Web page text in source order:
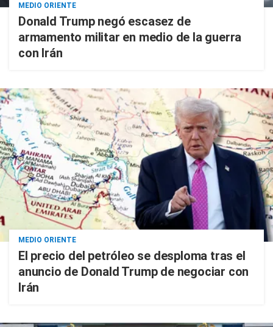
MEDIO ORIENTE
Donald Trump negó escasez de
armamento militar en medio de la guerra
con Irán
MEDIO ORIENTE
El precio del petróleo se desploma tras el
anuncio de Donald Trump de negociar con
Irán